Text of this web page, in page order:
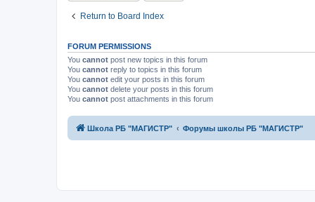
Return to Board Index
FORUM PERMISSIONS
You cannot post new topics in this forum
You cannot reply to topics in this forum
You cannot edit your posts in this forum
You cannot delete your posts in this forum
You cannot post attachments in this forum
Школа РБ "МАГИСТР" Форумы школы РБ "МАГИСТР"